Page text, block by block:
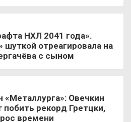
НХЛ 2041 года».
шуткой отреагировала на
с сыном
«Металлурга»: Овечкин
рекорд Гретцки,
времени